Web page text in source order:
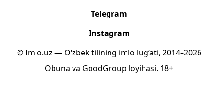
Telegram
Instagram
© Imlo.uz — O‘zbek tilining imlo lug‘ati, 2014–2026
Obuna va GoodGroup loyihasi. 18+